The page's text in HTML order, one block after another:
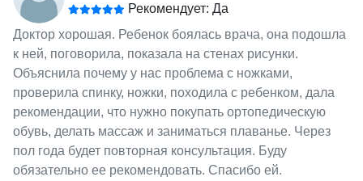
Рекомендует: Да
Доктор хорошая. Ребенок боялась врача, она подошла
к ней, поговорила, показала на стенах рисунки.
Объяснила почему у нас проблема с ножками,
проверила спинку, ножки, походила с ребенком, дала
рекомендации, что нужно покупать ортопедическую
обувь, делать массаж и заниматься плаванье. Через
пол года будет повторная консультация. Буду
обязательно ее рекомендовать. Спасибо ей.